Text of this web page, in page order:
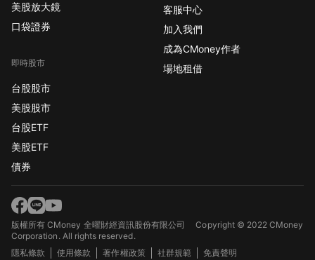
美股放大鏡
口袋證券
即時股市
台股股市
美股股市
台股ETF
美股ETF
債券
客服中心
加入我們
成為CMoney作者
場地租借
版權所有 CMoney 全曜財經資訊股份有限公司Copyright © 2022 CMoney
Corporation. All rights reserved.
隱私條款
使用條款 著作權政策 社群規範 免責聲明